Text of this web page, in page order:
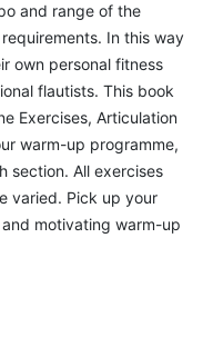
and range of the
In this way
own personal fitness
flautists. This book
Exercises, Articulation
warm-up programme,
section. All exercises
varied. Pick up your
motivating warm-up